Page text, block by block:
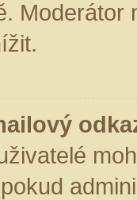
Moderátor